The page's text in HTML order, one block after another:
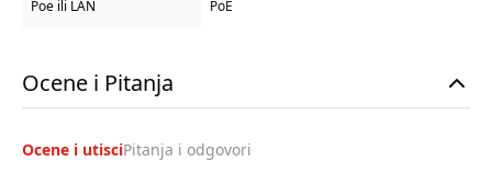
Poe ili LAN PoE
Ocene i Pitanja
Ocene i utisciPitanja i odgovori